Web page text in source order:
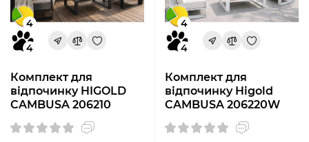
4
4
Комплект для
відпочинку HIGOLD
CAMBUSA 206210
4
4
Комплект для
відпочинку Higold
CAMBUSA 206220W